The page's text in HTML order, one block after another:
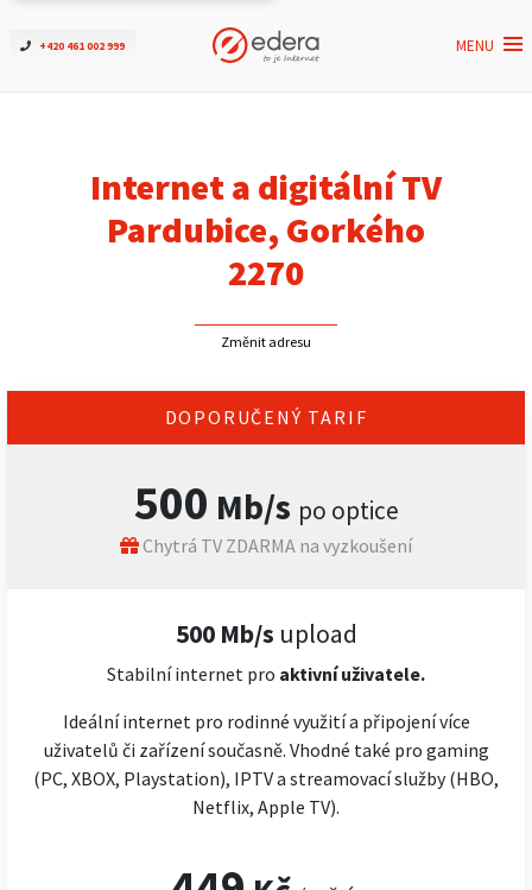
+420 461 002 999 MENU
Ověřit dostupnost
ČEZNET TV
Kontakt
Internet a digitální TV
Pardubice, Gorkého
2270
Změnit adresu
DOPORUČENÝ TARIF
500 Mb/s po optice
Chytrá TV ZDARMA na vyzkoušení
500 Mb/s upload
Stabilní internet pro aktivní uživatele.
Ideální internet pro rodinné využití a připojení více
uživatelů či zařízení současně. Vhodné také pro gaming
(PC, XBOX, Playstation), IPTV a streamovací služby (HBO,
Netflix, Apple TV).